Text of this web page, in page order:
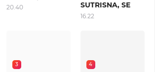
20.40
SUTRISNA, SE
16.22
3 4